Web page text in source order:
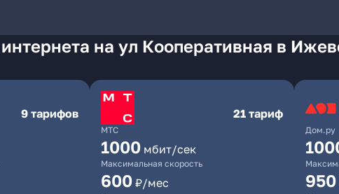
на ул Кооперативная в
9 тарифов
МТС
21 тариф
1000 мбит/сек
Максимальная скорость
600 ₽/мес
Дом.ру
950